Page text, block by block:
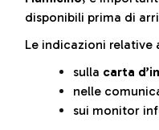
disponibili prima di
Le indicazioni
sulla carta
nelle
sui monitor